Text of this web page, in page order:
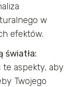
w
efektów.
światła:
te aspekty, aby
Twojego